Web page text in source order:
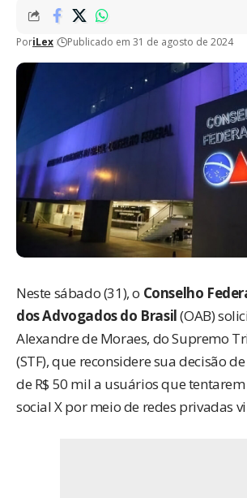
PoriLex Publicado em 31 de agosto de 2024
Neste sábado (31), o Conselho
dos Advogados do Brasil(OAB)
Alexandre de Moraes, do Supremo
(STF), que reconsidere sua decisão
de R$ 50 mil a usuários que
social X por meio de redes privadas